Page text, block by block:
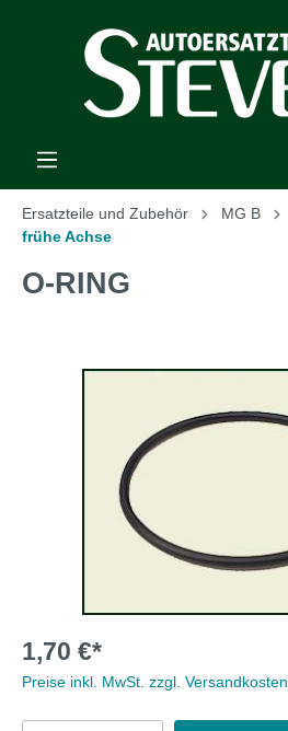
Ersatzteile und Zubehör MG B
frühe Achse
O-RING
1,70 €*
Preise inkl. MwSt. zzgl. Versandkosten